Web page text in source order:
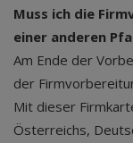
Muss ich die
einer anderen
Am Ende der
der
Mit dieser
Österreichs,